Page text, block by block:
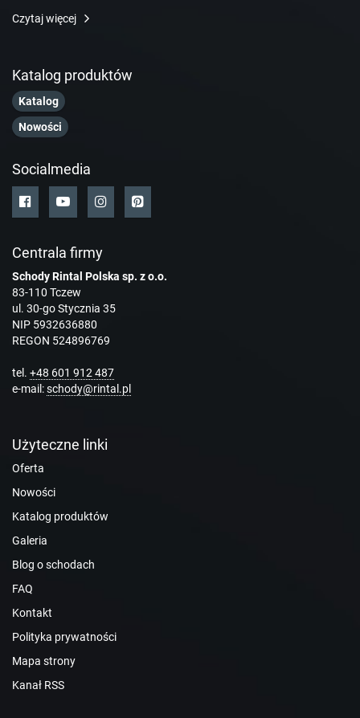
Czytaj więcej
Katalog produktów
Katalog
Nowości
Socialmedia
Centrala firmy
Schody Rintal Polska sp. z o.o.
83-110 Tczew
ul. 30-go Stycznia 35
NIP 5932636880
REGON 524896769
tel. +48 601 912 487
e-mail:schody@rintal.pl
Użyteczne linki
Oferta
Nowości
Katalog produktów
Galeria
Blog o schodach
FAQ
Kontakt
Polityka prywatności
Mapa strony
Kanał RSS